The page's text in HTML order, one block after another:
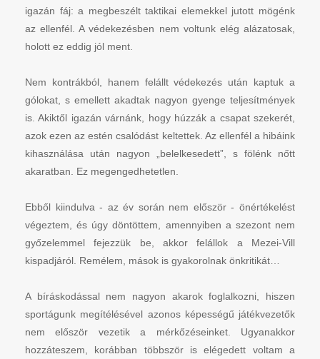
igazán fáj: a megbeszélt taktikai elemekkel jutott mögénk
az ellenfél. A védekezésben nem voltunk elég alázatosak,
holott ez eddig jól ment.
Nem kontrákból, hanem felállt védekezés után kaptuk a
gólokat, s emellett akadtak nagyon gyenge teljesítmények
is. Akiktől igazán várnánk, hogy húzzák a csapat szekerét,
azok ezen az estén csalódást keltettek. Az ellenfél a hibáink
kihasználása után nagyon „belelkesedett”, s fölénk nőtt
akaratban. Ez megengedhetetlen.
Ebből kiindulva - az év során nem először - önértékelést
végeztem, és úgy döntöttem, amennyiben a szezont nem
győzelemmel fejezzük be, akkor felállok a Mezei-Vill
kispadjáról. Remélem, mások is gyakorolnak önkritikát…
A bíráskodással nem nagyon akarok foglalkozni, hiszen
sportágunk megítélésével azonos képességű játékvezetők
nem először vezetik a mérkőzéseinket. Ugyanakkor
hozzáteszem, korábban többször is elégedett voltam a